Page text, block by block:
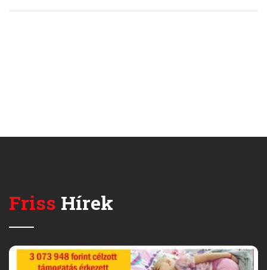
Friss Hírek